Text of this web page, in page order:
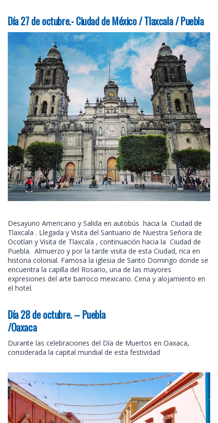
Día 27 de octubre.- Ciudad de México / Tlaxcala / Puebla
Desayuno Americano y Salida en autobús hacia la Ciudad de
Tlaxcala . Llegada y Visita del Santuario de Nuestra Señora de
Ocotlan y Visita de Tlaxcala , continuación hacia la Ciudad de
Puebla. Almuerzo y por la tarde visita de esta Ciudad, rica en
historia colonial. Famosa la iglesia de Santo Domingo donde se
encuentra la capilla del Rosario, una de las mayores
expresiones del arte barroco mexicano. Cena y alojamiento en
el hotel.
Día 28 de octubre. – Puebla
/Oaxaca
Durante las celebraciones del Día de Muertos en Oaxaca,
considerada la capital mundial de esta festividad